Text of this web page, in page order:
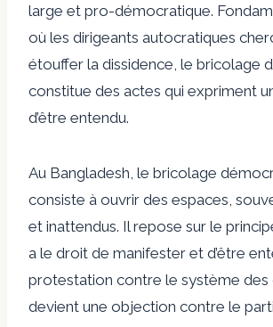
large et pro-démocratique.
où les dirigeants autocratiques
étouffer la dissidence, le bricolage
constitue des actes qui expriment
d’être entendu.
Au Bangladesh, le bricolage
consiste à ouvrir des espaces,
et inattendus. Il repose sur le
a le droit de manifester et d’être
protestation contre le système des
devient une objection contre le